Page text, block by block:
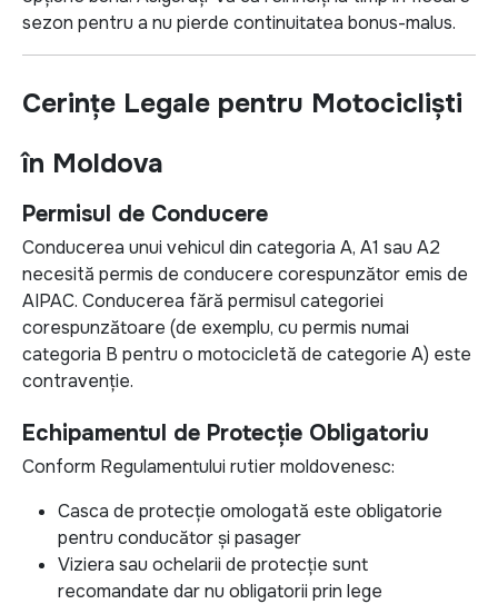
sezon pentru a nu pierde continuitatea bonus-malus.
Cerințe Legale pentru Motocicliști
în Moldova
Permisul de Conducere
Conducerea unui vehicul din categoria A, A1 sau A2
necesită permis de conducere corespunzător emis de
AIPAC. Conducerea fără permisul categoriei
corespunzătoare (de exemplu, cu permis numai
categoria B pentru o motocicletă de categorie A) este
contravenție.
Echipamentul de Protecție Obligatoriu
Conform Regulamentului rutier moldovenesc:
Casca de protecție omologată este obligatorie
pentru conducător și pasager
Viziera sau ochelarii de protecție sunt
recomandate dar nu obligatorii prin lege